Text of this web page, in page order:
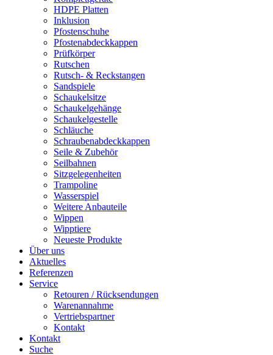
HDPE Platten
Inklusion
Pfostenschuhe
Pfostenabdeckkappen
Prüfkörper
Rutschen
Rutsch- & Reckstangen
Sandspiele
Schaukelsitze
Schaukelgehänge
Schaukelgestelle
Schläuche
Schraubenabdeckkappen
Seile & Zubehör
Seilbahnen
Sitzgelegenheiten
Trampoline
Wasserspiel
Weitere Anbauteile
Wippen
Wipptiere
Neueste Produkte
Über uns
Aktuelles
Referenzen
Service
Retouren / Rücksendungen
Warenannahme
Vertriebspartner
Kontakt
Kontakt
Suche